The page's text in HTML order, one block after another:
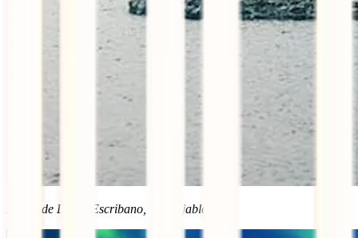
Artigo de David Escribano, do Viajablog.